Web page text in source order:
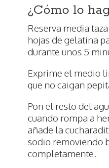
¿Cómo lo
Reserva media
hojas de gelatina
durante unos 5
Exprime el medio
que no caigan
Pon el resto del
cuando rompa a
añade la
sodio removiendo
completamente.